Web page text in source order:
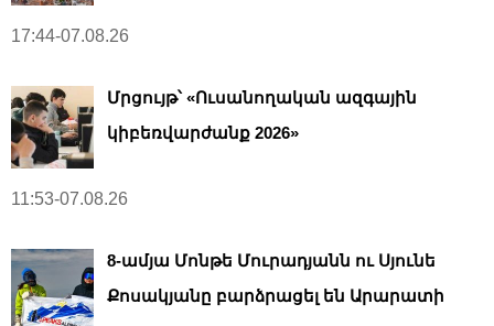
17:44-07.08.26
Մրցույթ՝ «Ուսանողական ազգային
կիբեռվարժանք 2026»
11:53-07.08.26
8-ամյա Մոնթե Մուրադյանն ու Սյունե
Քոսակյանը բարձրացել են Արարատի